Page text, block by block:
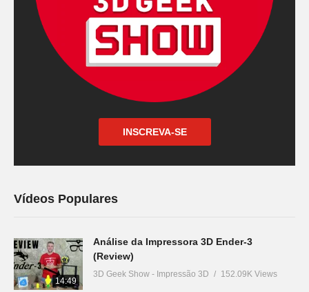
INSCREVA-SE
Vídeos Populares
14:49
Análise da Impressora 3D Ender-3
(Review)
3D Geek Show - Impressão 3D 152.09K Views